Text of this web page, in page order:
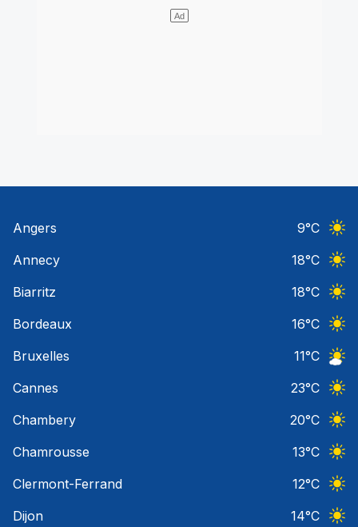
Angers 9°C
Annecy
18°C
Biarritz
18°C
Bordeaux
16°C
Bruxelles
11°C
Cannes
23°C
Chambery
20°C
Chamrousse
13°C
Clermont-Ferrand
12°C
Dijon
14°C